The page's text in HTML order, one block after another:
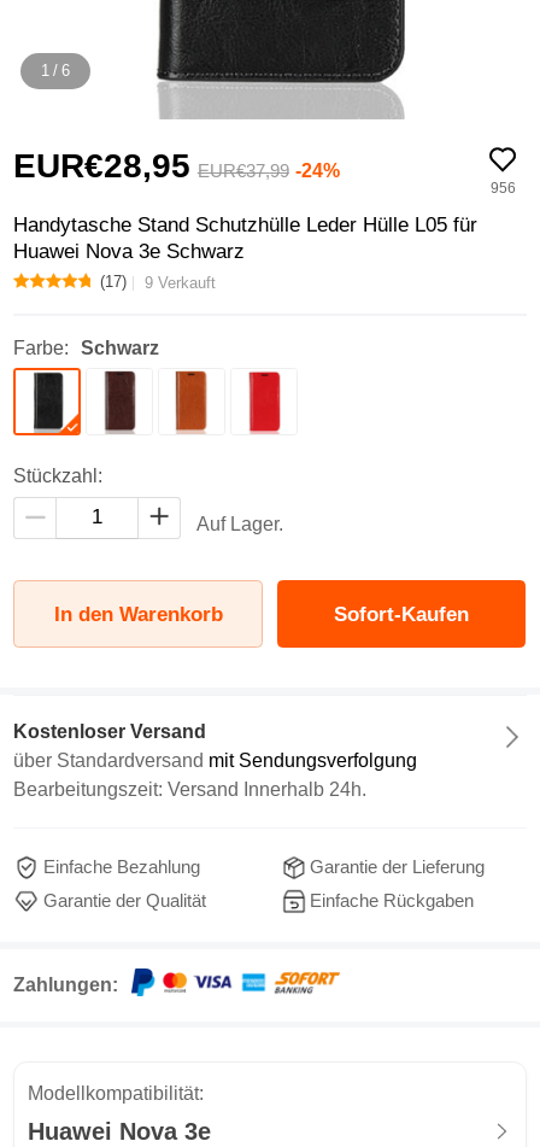
1 / 6
EUR€28,95 EUR€37,99 -24%
956
Handytasche Stand Schutzhülle Leder Hülle L05 für
Huawei Nova 3e Schwarz
(17) 9 Verkauft
Farbe: Schwarz
Stückzahl:
Auf Lager.
In den Warenkorb Sofort-Kaufen
Kostenloser Versand
über Standardversand mit Sendungsverfolgung
Bearbeitungszeit: Versand Innerhalb 24h.
Einfache Bezahlung
Garantie der Lieferung
Garantie der Qualität
Einfache Rückgaben
Zahlungen:
Modellkompatibilität:
Huawei Nova 3e